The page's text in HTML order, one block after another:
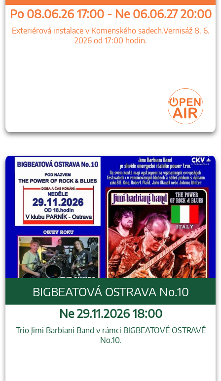
Po 08.06.26 17:00 - Ne 06.06.27 20:00
Exteriérová instalace v Komenského sadech.Vernisáž 8. 6.
2026 od 17:00 hodin.
BIGBEATOVÁ OSTRAVA No.10
Ne 29.11.2026 18:00
Trio Jimi Barbiani Band v rámci BIGBEATOVÉ OSTRAVĚ
No.10.